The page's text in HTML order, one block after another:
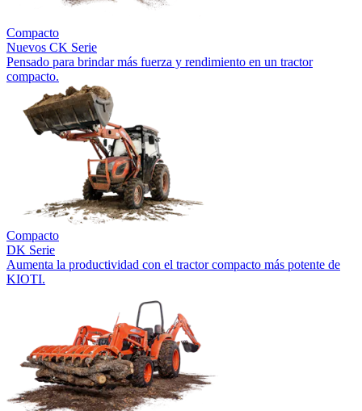
Compacto
Nuevos CK Serie
Pensado para brindar más fuerza y rendimiento en un tractor
compacto.
Compacto
DK Serie
Aumenta la productividad con el tractor compacto más potente de
KIOTI.